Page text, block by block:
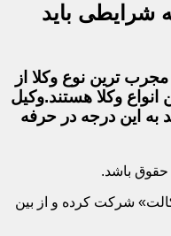
شرایطی باید
ترین نوع وکلا از
وکلا هستند.وکیل
به این درجه در حرفه
شرکت کرده و از بین